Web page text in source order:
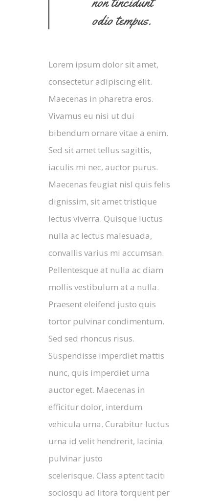
odio tempus.
Lorem ipsum dolor sit amet,
consectetur adipiscing elit.
Maecenas in pharetra eros.
Vivamus eu nisi ut dui
bibendum ornare vitae a enim.
Sed sit amet tellus sagittis,
iaculis mi nec, auctor purus.
Maecenas feugiat nisl quis felis
dignissim, sit amet tristique
lectus viverra. Quisque luctus
nulla ac lectus malesuada,
convallis varius mi accumsan.
Pellentesque at nulla ac diam
mollis vestibulum at a nulla.
Praesent eleifend justo quis
tortor pulvinar condimentum.
Sed sed rhoncus risus.
Suspendisse imperdiet mattis
nunc, quis imperdiet urna
auctor eget. Maecenas in
efficitur dolor, interdum
vehicula urna. Curabitur luctus
urna id velit hendrerit, lacinia
pulvinar justo
scelerisque. Class aptent taciti
sociosqu ad litora torquent per